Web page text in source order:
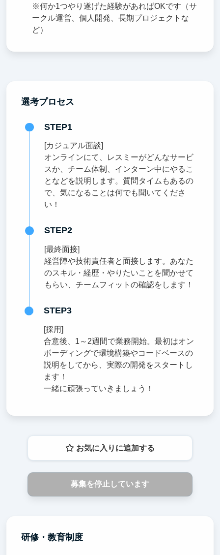
※何か1つやり遂げた経験があればOKです（サ
ークル運営、個人開発、長期プロジェクトな
ど）
選考プロセス
STEP1
[カジュアル面談]
オンラインにて、レスミーがどんなサービ
スか、チーム体制、インターン中にやるこ
となどを説明します。質問タイムもあるの
で、気になることは何でも聞いてくださ
い！
STEP2
[最終面接]
経営陣や技術責任者と面接します。あなた
のスキル・経歴・やりたいことを聞かせて
もらい、チームフィットの確認をします！
STEP3
[採用]
合意後、1～2週間で業務開始。最初はオン
ボーディングで環境構築やコードベースの
説明をしてから、実際の開発をスタートし
ます！
一緒に頑張っていきましょう！
お気に入りに追加する
募集を停止しています
研修・教育制度